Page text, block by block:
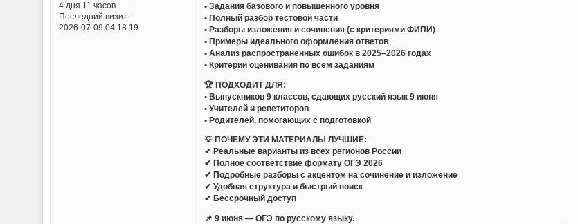
4 дня 11 часов
Последний визит:
2026-07-09 04:18:19
• Задания базового и повышенного уровня
• Полный разбор тестовой части
• Разборы изложения и сочинения (с критериями ФИПИ)
• Примеры идеального оформления ответов
• Анализ распространённых ошибок в 2025–2026 годах
• Критерии оценивания по всем заданиям
🏆 ПОДХОДИТ ДЛЯ:
• Выпускников 9 классов, сдающих русский язык 9 июня
• Учителей и репетиторов
• Родителей, помогающих с подготовкой
💡 ПОЧЕМУ ЭТИ МАТЕРИАЛЫ ЛУЧШИЕ:
✔ Реальные варианты из всех регионов России
✔ Полное соответствие формату ОГЭ 2026
✔ Подробные разборы с акцентом на сочинение и изложение
✔ Удобная структура и быстрый поиск
✔ Бессрочный доступ
📌 9 июня — ОГЭ по русскому языку.